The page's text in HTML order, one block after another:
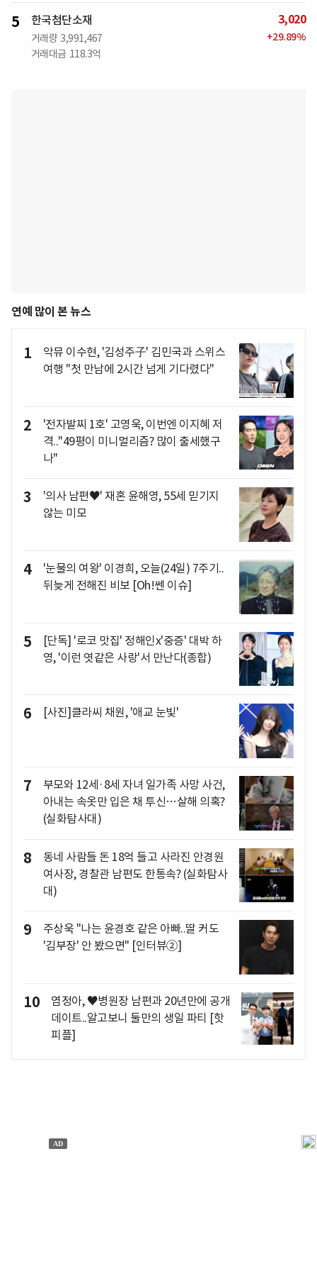
5 한국첨단소재
거래량 3,991,467
거래대금 118.3억
3,020
+29.89%
연예 많이 본 뉴스
1
악뮤 이수현, '김성주子' 김민국과 스위스
여행 "첫 만남에 2시간 넘게 기다렸다"
2
'전자발찌 1호' 고영욱, 이번엔 이지혜 저
격.."49평이 미니멀리즘? 많이 출세했구
나"
3
'의사 남편♥' 재혼 윤해영, 55세 믿기지
않는 미모
4
'눈물의 여왕' 이경희, 오늘(24일) 7주기..
뒤늦게 전해진 비보 [Oh!쎈 이슈]
5
[단독] '로코 맛집' 정해인x'중증' 대박 하
영, '이런 엿같은 사랑'서 만난다(종합)
6 [사진]클라씨 채원, '애교 눈빛'
7
부모와 12세·8세 자녀 일가족 사망 사건,
아내는 속옷만 입은 채 투신…살해 의혹?
(실화탐사대)
8
동네 사람들 돈 18억 들고 사라진 안경원
여사장, 경찰관 남편도 한통속? (실화탐사
대)
9
주상욱 "나는 윤경호 같은 아빠..딸 커도
'김부장' 안 봤으면" [인터뷰②]
10
염정아, ♥병원장 남편과 20년만에 공개
데이트..알고보니 둘만의 생일 파티 [핫
피플]